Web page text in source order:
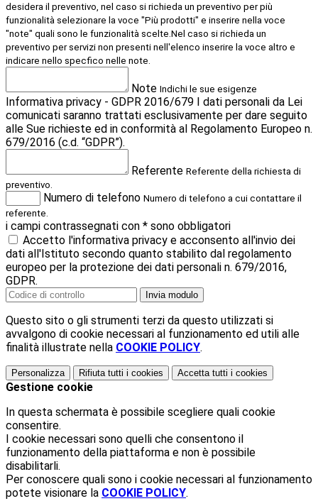
desidera il preventivo, nel caso si richieda un preventivo per più
funzionalità selezionare la voce "Più prodotti" e inserire nella voce
"note" quali sono le funzionalità scelte.Nel caso si richieda un
preventivo per servizi non presenti nell'elenco inserire la voce altro e
indicare nello specfico nelle note.
Note Indichi le sue esigenze
Informativa privacy - GDPR 2016/679 I dati personali da Lei
comunicati saranno trattati esclusivamente per dare seguito
alle Sue richieste ed in conformità al Regolamento Europeo n.
679/2016 (c.d. “GDPR”).
Referente Referente della richiesta di
preventivo.
Numero di telefono Numero di telefono a cui contattare il
referente.
i campi contrassegnati con * sono obbligatori
Accetto l'informativa privacy e acconsento all'invio dei
dati all'Istituto secondo quanto stabilito dal regolamento
europeo per la protezione dei dati personali n. 679/2016,
GDPR.
Invia modulo
Questo sito o gli strumenti terzi da questo utilizzati si
avvalgono di cookie necessari al funzionamento ed utili alle
finalità illustrate nella COOKIE POLICY.
Personalizza Rifiuta tutti i cookies Accetta tutti i cookies
Gestione cookie
In questa schermata è possibile scegliere quali cookie
consentire.
I cookie necessari sono quelli che consentono il
funzionamento della piattaforma e non è possibile
disabilitarli.
Per conoscere quali sono i cookie necessari al funzionamento
potete visionare la COOKIE POLICY.